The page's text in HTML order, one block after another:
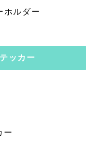
ホルダー
ッカー
ー